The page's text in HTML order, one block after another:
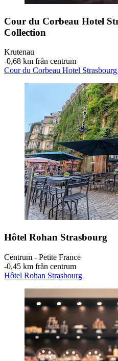
Cour du Corbeau Hotel
Collection
Krutenau
‐0,68 km från centrum
Cour du Corbeau Hotel
Hôtel Rohan Strasbourg
Centrum - Petite France
‐0,45 km från centrum
Hôtel Rohan Strasbourg